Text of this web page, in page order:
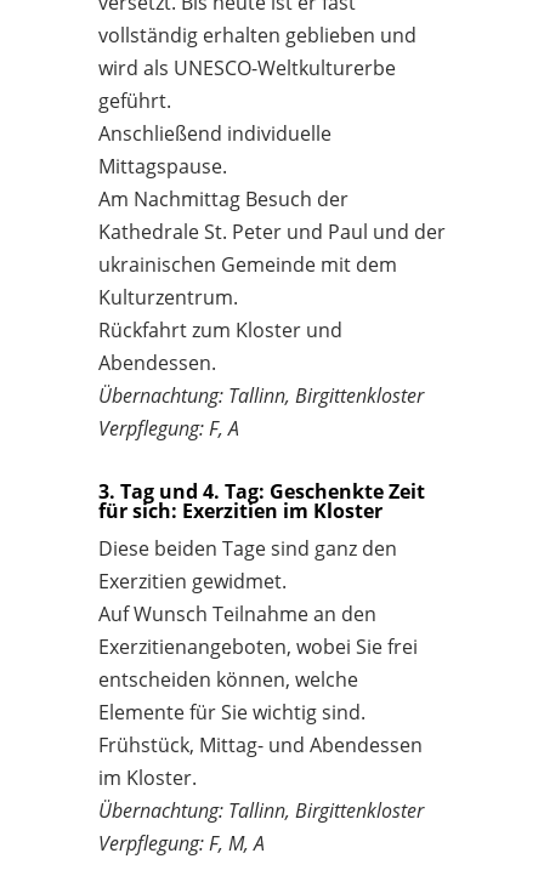
vollständig erhalten geblieben und
wird als UNESCO-Weltkulturerbe
geführt.
Anschließend individuelle
Mittagspause.
Am Nachmittag Besuch der
Kathedrale St. Peter und Paul und der
ukrainischen Gemeinde mit dem
Kulturzentrum.
Rückfahrt zum Kloster und
Abendessen.
Übernachtung: Tallinn, Birgittenkloster
Verpflegung: F, A
3. Tag und 4. Tag: Geschenkte Zeit
für sich: Exerzitien im Kloster
Diese beiden Tage sind ganz den
Exerzitien gewidmet.
Auf Wunsch Teilnahme an den
Exerzitienangeboten, wobei Sie frei
entscheiden können, welche
Elemente für Sie wichtig sind.
Frühstück, Mittag- und Abendessen
im Kloster.
Übernachtung: Tallinn, Birgittenkloster
Verpflegung: F, M, A